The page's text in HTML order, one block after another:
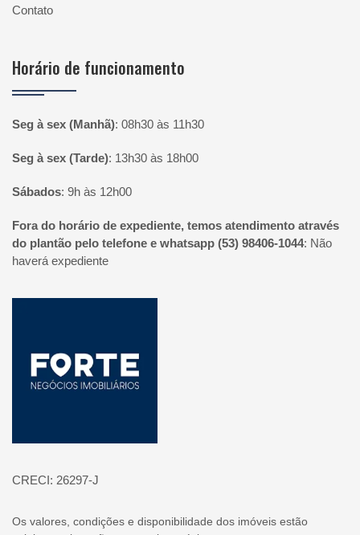
Contato
Horário de funcionamento
Seg à sex (Manhã): 08h30 às 11h30
Seg à sex (Tarde): 13h30 às 18h00
Sábados: 9h às 12h00
Fora do horário de expediente, temos atendimento através
do plantão pelo telefone e whatsapp (53) 98406-1044: Não
haverá expediente
CRECI: 26297-J
Os valores, condições e disponibilidade dos imóveis estão